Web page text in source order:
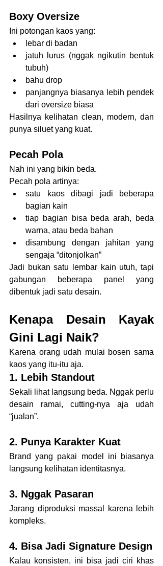
Boxy Oversize
Ini potongan kaos yang:
lebar di badan
jatuh lurus (nggak ngikutin bentuk
tubuh)
bahu drop
panjangnya biasanya lebih pendek
dari oversize biasa
Hasilnya kelihatan clean, modern, dan
punya siluet yang kuat.
Pecah Pola
Nah ini yang bikin beda.
Pecah pola artinya:
satu kaos dibagi jadi beberapa
bagian kain
tiap bagian bisa beda arah, beda
warna, atau beda bahan
disambung dengan jahitan yang
sengaja “ditonjolkan”
Jadi bukan satu lembar kain utuh, tapi
gabungan beberapa panel yang
dibentuk jadi satu desain.
Kenapa Desain Kayak
Gini Lagi Naik?
Karena orang udah mulai bosen sama
kaos yang itu-itu aja.
1. Lebih Standout
Sekali lihat langsung beda. Nggak perlu
desain ramai, cutting-nya aja udah
“jualan”.
2. Punya Karakter Kuat
Brand yang pakai model ini biasanya
langsung kelihatan identitasnya.
3. Nggak Pasaran
Jarang diproduksi massal karena lebih
kompleks.
4. Bisa Jadi Signature Design
Kalau konsisten, ini bisa jadi ciri khas